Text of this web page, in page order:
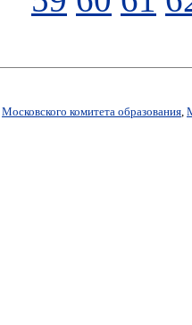
Московского комитета образования,